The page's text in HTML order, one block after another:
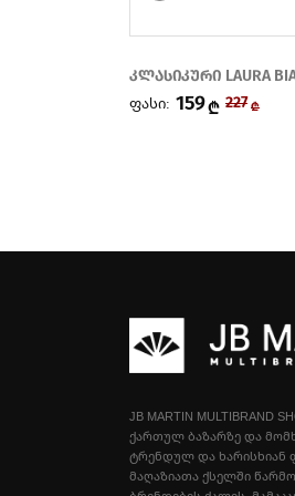
კლასიკური LAURA
ფასი: 193₾ 275 ₾
JB MARTIN MULTIBRAND
ᲥᲐᲠᲗᲣᲚ ᲑᲐᲖᲐᲠᲖᲔ ᲓᲐ
ᲢᲠᲔᲜᲓᲣᲚ ᲓᲐ ᲮᲐᲠᲘᲡᲮᲘᲐᲜ
ᲛᲐᲦᲐᲖᲘᲐᲗᲐ ᲥᲡᲔᲚᲨᲘ